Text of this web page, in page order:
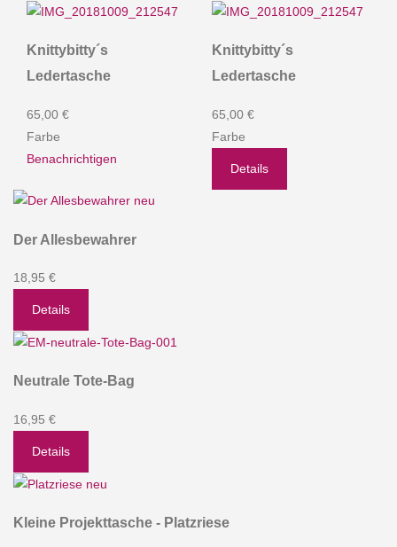
Knittybitty´s
Ledertasche
65,00 €
Farbe
Benachrichtigen
Knittybitty´s
Ledertasche
65,00 €
Farbe
Details
Der Allesbewahrer
18,95 €
Details
Neutrale Tote-Bag
16,95 €
Details
Kleine Projekttasche - Platzriese